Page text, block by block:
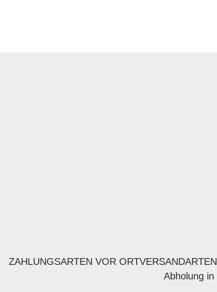
ZAHLUNGSARTEN VOR ORTVERSANDARTEN
Abholung